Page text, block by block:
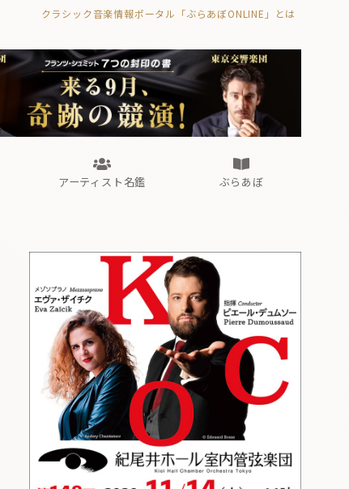
クラシック音楽情報ポータル「ぶらあぼONLINE」とは
ぶらあぼブラス！
フォルテピアノ・オデッセイ
アーティスト名鑑 ぶらあぼ
ぶらあぼブラス！
フォルテピアノ・オデッセイ